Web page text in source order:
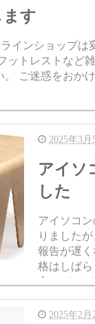
ます
インショップ
ットレストなど
ご迷惑をおか
2025年3月
アイソ
した
アイソコ
りました
報告が遅
格はしば
方はぜひ
テーブル
2025年2月